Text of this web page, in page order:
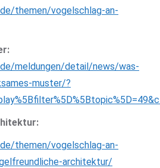
themen/vogelschlag-an-
meldungen/detail/news/was-
muster/?
themen/vogelschlag-an-
architektur/